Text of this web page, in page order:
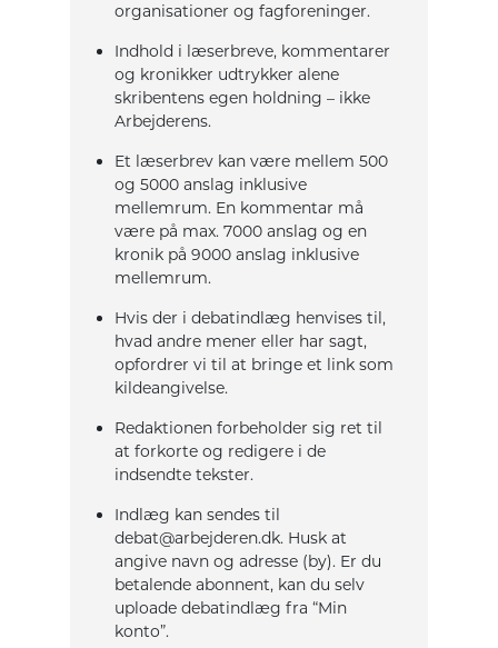
organisationer og fagforeninger.
Indhold i læserbreve, kommentarer
og kronikker udtrykker alene
skribentens egen holdning – ikke
Arbejderens.
Et læserbrev kan være mellem 500
og 5000 anslag inklusive
mellemrum. En kommentar må
være på max. 7000 anslag og en
kronik på 9000 anslag inklusive
mellemrum.
Hvis der i debatindlæg henvises til,
hvad andre mener eller har sagt,
opfordrer vi til at bringe et link som
kildeangivelse.
Redaktionen forbeholder sig ret til
at forkorte og redigere i de
indsendte tekster.
Indlæg kan sendes til
debat@arbejderen.dk. Husk at
angive navn og adresse (by). Er du
betalende abonnent, kan du selv
uploade debatindlæg fra “Min
konto”.